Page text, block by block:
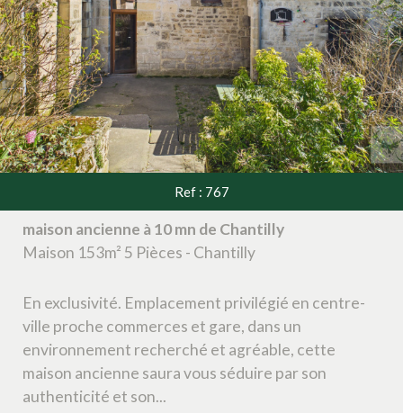
5KM 10KM 25KM
Ref : 767
maison ancienne à 10 mn de Chantilly
Maison 153m² 5 Pièces - Chantilly
En exclusivité. Emplacement privilégié en centre-
ville proche commerces et gare, dans un
environnement recherché et agréable, cette
maison ancienne saura vous séduire par son
authenticité et son...